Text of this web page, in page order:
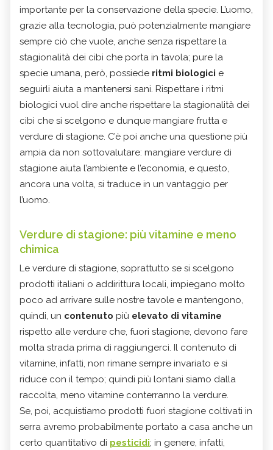
importante per la conservazione della specie. L’uomo,
grazie alla tecnologia, può potenzialmente mangiare
sempre ciò che vuole, anche senza rispettare la
stagionalità dei cibi che porta in tavola; pure la
specie umana, però, possiede ritmi biologici e
seguirli aiuta a mantenersi sani. Rispettare i ritmi
biologici vuol dire anche rispettare la stagionalità dei
cibi che si scelgono e dunque mangiare frutta e
verdure di stagione. C’è poi anche una questione più
ampia da non sottovalutare: mangiare verdure di
stagione aiuta l’ambiente e l’economia, e questo,
ancora una volta, si traduce in un vantaggio per
l’uomo.
Verdure di stagione: più vitamine e meno
chimica
Le verdure di stagione, soprattutto se si scelgono
prodotti italiani o addirittura locali, impiegano molto
poco ad arrivare sulle nostre tavole e mantengono,
quindi, un contenuto più elevato di vitamine
rispetto alle verdure che, fuori stagione, devono fare
molta strada prima di raggiungerci. Il contenuto di
vitamine, infatti, non rimane sempre invariato e si
riduce con il tempo; quindi più lontani siamo dalla
raccolta, meno vitamine conterranno la verdure.
Se, poi, acquistiamo prodotti fuori stagione coltivati in
serra avremo probabilmente portato a casa anche un
certo quantitativo di pesticidi; in genere, infatti,